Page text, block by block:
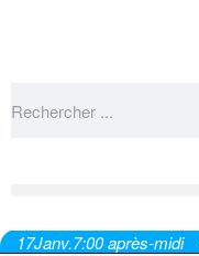
17Janv.7:00 après-midi